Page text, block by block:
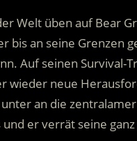
Welt üben auf Bear
bis an seine Grenzen
Auf seinen Survival-
wieder neue
an die
er verrät seine